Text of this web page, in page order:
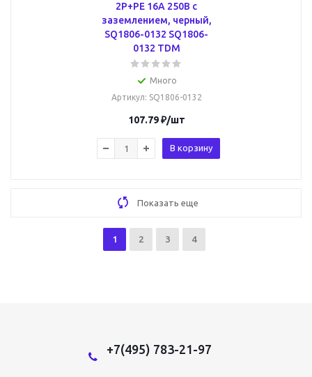
2P+PE 16А 250В с
заземлением, черный,
SQ1806-0132 SQ1806-
0132 TDM
Много
Артикул: SQ1806-0132
107.79₽/шт
В корзину
Показать еще
1 2 3 4
+7(495) 783-21-97